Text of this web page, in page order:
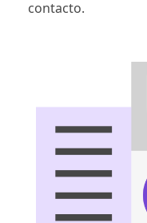
contacto.